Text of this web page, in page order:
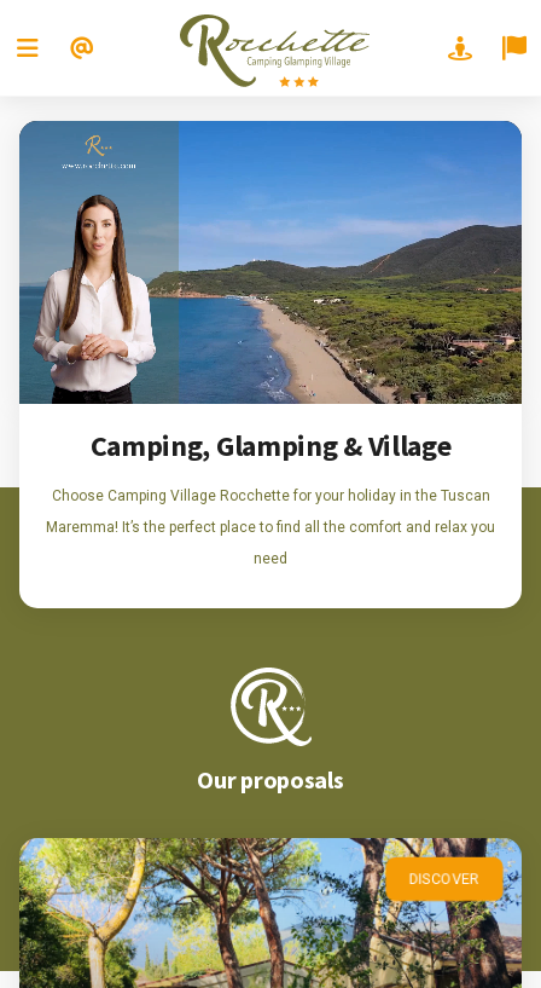
Camping, Glamping & Village
Choose Camping Village Rocchette for your holiday in the Tuscan
Maremma! It’s the perfect place to find all the comfort and relax you
need
Our proposals
DISCOVER